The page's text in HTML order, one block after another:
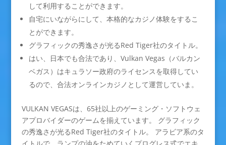
して利用することができます。
自宅にいながらにして、本格的なカジノ体験をするこ
とができます。
グラフィックの秀逸さが光るRed Tiger社のタイトル。
はい、日本でも合法であり、Vulkan Vegas（バルカン
ベガス）はキュラソー政府のライセンスを取得してい
るので、合法オンラインカジノとして運営していま。
VULKAN VEGASは、65社以上のゲーミング・ソフトウェ
アプロバイダーのゲームを揃えています。 グラフィック
の秀逸さが光るRed Tiger社のタイトル。 アラビア系のタ